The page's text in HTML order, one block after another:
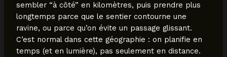
sembler “à côté” en kilomètres, puis prendre plus
longtemps parce que le sentier contourne une
ravine, ou parce qu’on évite un passage glissant.
C’est normal dans cette géographie : on planifie en
temps (et en lumière), pas seulement en distance.